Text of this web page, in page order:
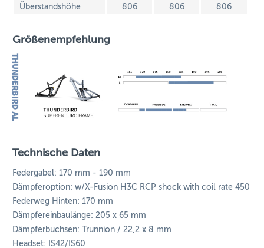
Überstandshöhe
806 806 806
Größenempfehlung
Technische Daten
Federgabel: 170 mm - 190 mm
Dämpferoption: w/X-Fusion H3C RCP shock with coil rate 450
Federweg Hinten: 170 mm
Dämpfereinbaulänge: 205 x 65 mm
Dämpferbuchsen: Trunnion / 22,2 x 8 mm
Headset: IS42/IS60